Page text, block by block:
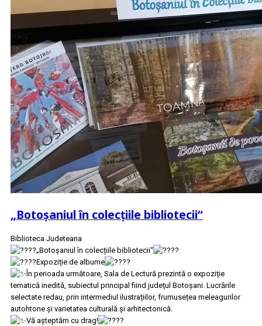
„Botoșaniul în colecțiile bibliotecii“
Biblioteca Judeteana
„Botoșaniul în colecțiile bibliotecii“
Expoziție de albume
În perioada următoare, Sala de Lectură prezintă o expoziție
tematică inedită, subiectul principal fiind județul Botoșani. Lucrările
selectate redau, prin intermediul ilustrațiilor, frumusețea meleagurilor
autohtone și varietatea culturală și arhitectonică.
Vă așteptăm cu drag!